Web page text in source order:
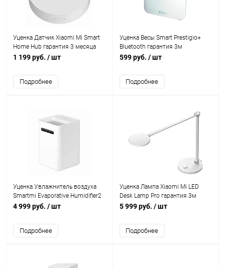
Уценка Датчик Xiaomi Mi Smart
Home Hub гарантия 3 месяца
1 199 руб. / шт
Подробнее
Уценка Весы Smart Prestigio+
Bluetooth гарантия 3м
599 руб. / шт
Подробнее
Уценка Увлажнитель воздуха
Smartmi Evaporative Humidifier2
гарантия 3м
4 999 руб. / шт
Подробнее
Уценка Лампа Xiaomi Mi LED
Desk Lamp Pro гарантия 3м
5 999 руб. / шт
Подробнее